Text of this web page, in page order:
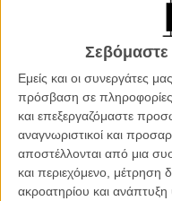
Σεβόμαστε
Εμείς και οι συνεργάτες
πρόσβαση σε
και επεξεργαζόμαστε
αναγνωριστικοί και
αποστέλλονται από μια
και περιεχόμενο, μέτρηση
ακροατηρίου και ανάπτυξη
κανονικά στους
περικοπές που ζήτησε η
στην περίπτωση της Ρωσίας,
αφορά την καταλληλότητα
ανήλικους άνω των 13 ετών.
Επειτα από τηνάρνηση
προβάλλει την«Πεντάμορφη
επίμαχης gay σκηνής,
αντιμετωπίζει η έξοδος